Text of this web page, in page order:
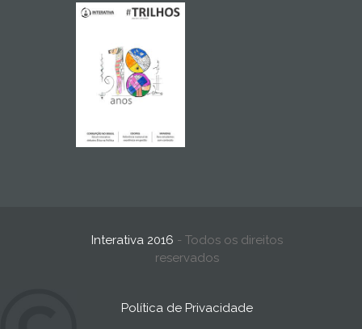
Interativa 2016 - Todos os direitos
reservados
Política de Privacidade